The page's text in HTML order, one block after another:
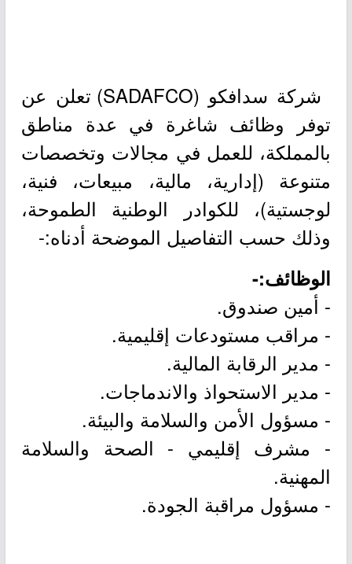
شركة سدافكو (SADAFCO) تعلن عن
توفر وظائف شاغرة في عدة مناطق
بالمملكة، للعمل في مجالات وتخصصات
متنوعة (إدارية، مالية، مبيعات، فنية،
لوجستية)، للكوادر الوطنية الطموحة،
وذلك حسب التفاصيل الموضحة أدناه:-
الوظائف:-
- أمين صندوق.
- مراقب مستودعات إقليمية.
- مدير الرقابة المالية.
- مدير الاستحواذ والاندماجات.
- مسؤول الأمن والسلامة والبيئة.
- مشرف إقليمي - الصحة والسلامة
المهنية.
- مسؤول مراقبة الجودة.